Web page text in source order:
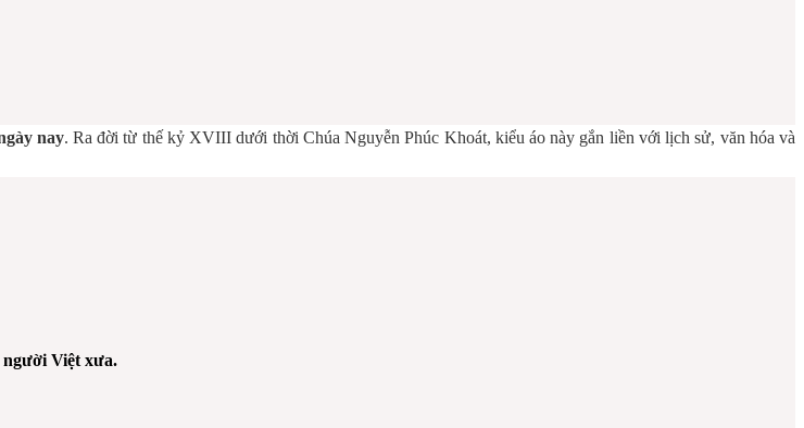
nay. Ra đời từ thế kỷ XVIII dưới thời Chúa Nguyễn Phúc Khoát, kiểu áo này gắn liền với lịch sử, văn hóa và
người Việt xưa.